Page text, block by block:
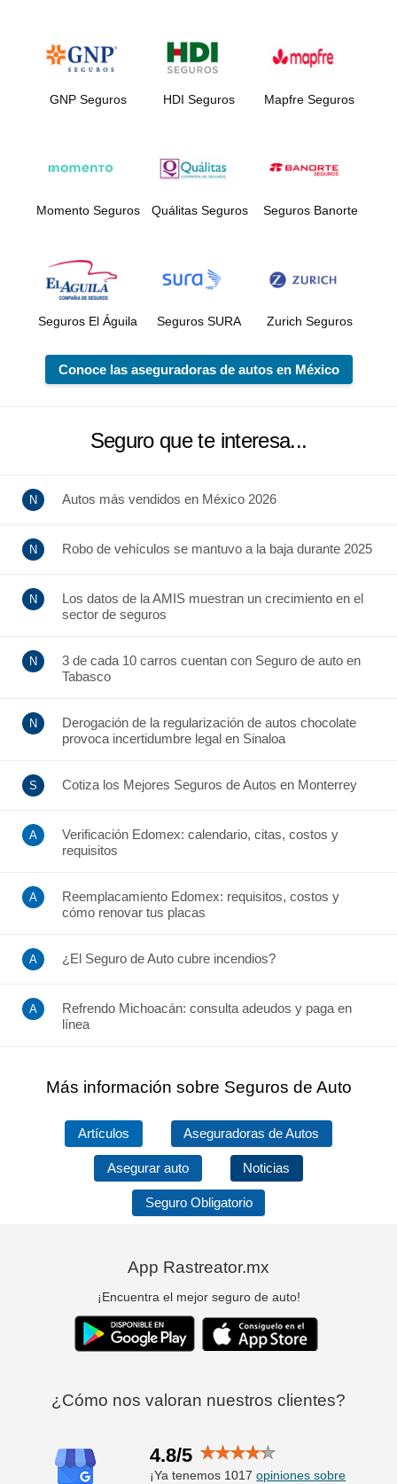
GNP Seguros HDI Seguros Mapfre Seguros
Momento Seguros Quálitas Seguros Seguros Banorte
Seguros El Águila Seguros SURA Zurich Seguros
Conoce las aseguradoras de autos en México
Seguro que te interesa...
Autos más vendidos en México 2026
Robo de vehículos se mantuvo a la baja durante 2025
Los datos de la AMIS muestran un crecimiento en el
sector de seguros
3 de cada 10 carros cuentan con Seguro de auto en
Tabasco
Derogación de la regularización de autos chocolate
provoca incertidumbre legal en Sinaloa
Cotiza los Mejores Seguros de Autos en Monterrey
Verificación Edomex: calendario, citas, costos y
requisitos
Reemplacamiento Edomex: requisitos, costos y
cómo renovar tus placas
¿El Seguro de Auto cubre incendios?
Refrendo Michoacán: consulta adeudos y paga en
línea
Más información sobre Seguros de Auto
Artículos Aseguradoras de Autos
Asegurar auto Noticias
Seguro Obligatorio
App Rastreator.mx
¡Encuentra el mejor seguro de auto!
¿Cómo nos valoran nuestros clientes?
4.8/5
¡Ya tenemos 1017opiniones sobre